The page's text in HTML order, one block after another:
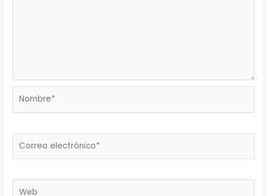
electrónico*